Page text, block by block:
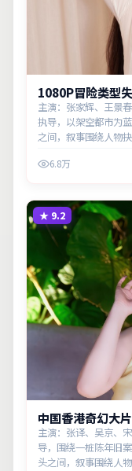
1080P冒险类型
主演：张家辉、王景
执导，以架空都市为
之间，叙事围绕人物
6.8万
★ 9.2
中国香港奇幻大
主演：张译、吴京、
导，围绕一桩陈年旧
头之间，叙事围绕人